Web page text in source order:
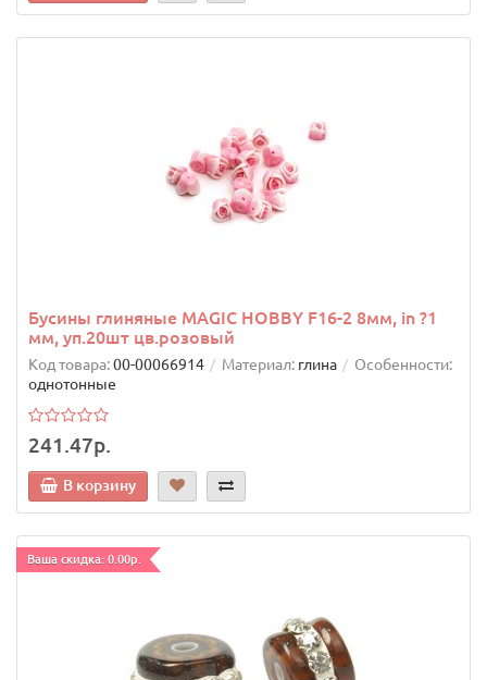
Бусины глиняные MAGIC HOBBY F16-2 8мм, in ?1
мм, уп.20шт цв.розовый
Код товара:00-00066914 Материал: глина
Особенности:
однотонные
241.47р.
В корзину
Ваша скидка: 0.00р.